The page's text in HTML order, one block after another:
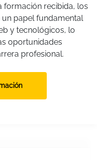
formación recibida, los
papel fundamental
y tecnológicos, lo
oportunidades
profesional.